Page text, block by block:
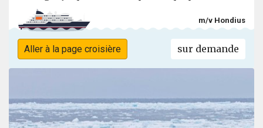
m/v Hondius
Aller à la page croisière sur demande